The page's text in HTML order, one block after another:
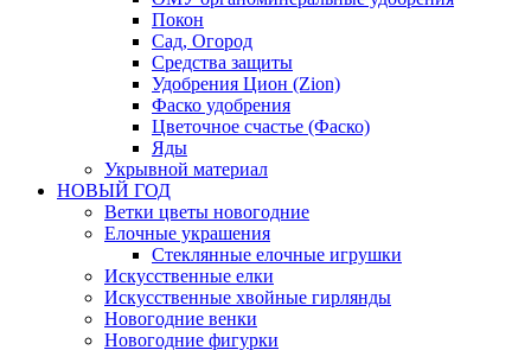
Покон
Сад, Огород
Средства защиты
Удобрения Цион (Zion)
Фаско удобрения
Цветочное счастье (Фаско)
Яды
Укрывной материал
НОВЫЙ ГОД
Ветки цветы новогодние
Елочные украшения
Стеклянные елочные игрушки
Искусственные елки
Искусственные хвойные гирлянды
Новогодние венки
Новогодние фигурки